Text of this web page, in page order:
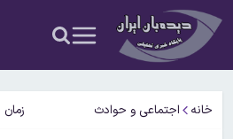
خانه اجتماعی و حوادث زمان